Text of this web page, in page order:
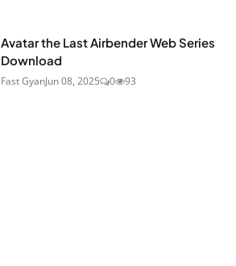
Avatar the Last Airbender Web Series
Download
Fast GyanJun 08, 2025 0 93